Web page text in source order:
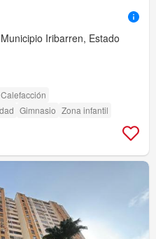
Iribarren, Estado
Calefacción
Gimnasio Zona infantil